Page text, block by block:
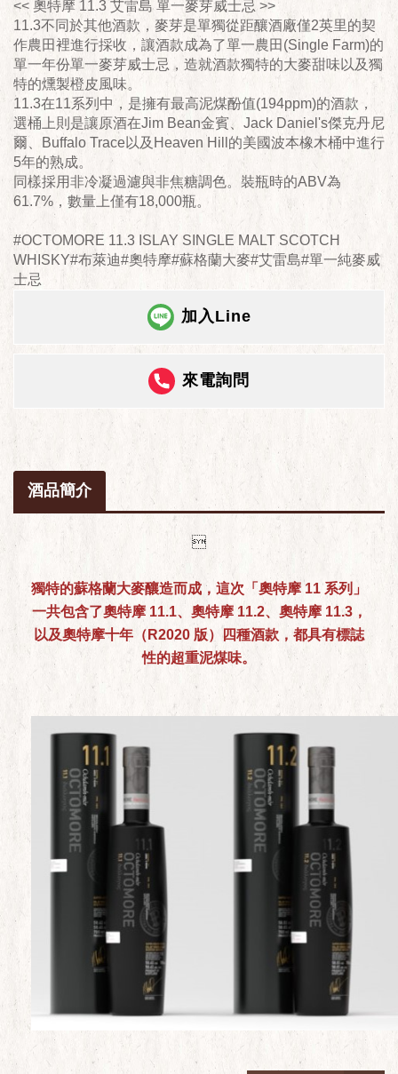
<< 奧特摩 11.3 艾雷島 單一麥芽威士忌 >>
11.3不同於其他酒款，麥芽是單獨從距釀酒廠僅2英里的契
作農田裡進行採收，讓酒款成為了單一農田(Single Farm)的
單一年份單一麥芽威士忌，造就酒款獨特的大麥甜味以及獨
特的燻製橙皮風味。
11.3在11系列中，是擁有最高泥煤酚值(194ppm)的酒款，
選桶上則是讓原酒在Jim Bean金賓、Jack Daniel's傑克丹尼
爾、Buffalo Trace以及Heaven Hill的美國波本橡木桶中進行
5年的熟成。
同樣採用非冷凝過濾與非焦糖調色。裝瓶時的ABV為
61.7%，數量上僅有18,000瓶。
#OCTOMORE 11.3 ISLAY SINGLE MALT SCOTCH
WHISKY#布萊迪#奧特摩#蘇格蘭大麥#艾雷島#單一純麥威
士忌
加入Line
來電詢問
酒品簡介

獨特的蘇格蘭大麥釀造而成，這次「奧特摩 11 系列」
一共包含了奧特摩 11.1、奧特摩 11.2、奧特摩 11.3，
以及奧特摩十年（R2020 版）四種酒款，都具有標誌
性的超重泥煤味。